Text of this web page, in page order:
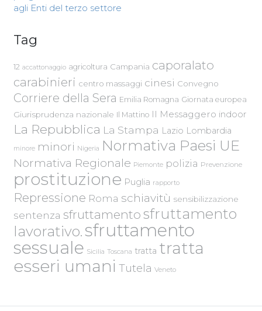
agli Enti del terzo settore
Tag
12 accattonaggio agricoltura Campania caporalato
carabinieri centro massaggi cinesi Convegno
Corriere della Sera Emilia Romagna Giornata europea
Giurisprudenza nazionale Il Mattino Il Messaggero indoor
La Repubblica La Stampa Lazio Lombardia
minore minori Nigeria Normativa Paesi UE
Normativa Regionale Piemonte polizia Prevenzione
prostituzione Puglia rapporto
Repressione Roma schiavitù sensibilizzazione
sentenza sfruttamento sfruttamento
lavorativo.sfruttamento
sessuale Sicilia Toscana tratta tratta
esseri umani Tutela Veneto